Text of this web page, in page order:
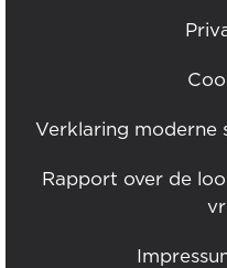
Verklaring moderne
Rapport over de